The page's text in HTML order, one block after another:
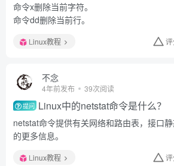
命令x删除当前字符。
命令dd删除当前行。
Linux教程
不念
4年前发布 39次阅读
提问 Linux中的netstat命令是什么？
netstat命令提供有关网络和路由表，接口
的更多信息。
Linux教程